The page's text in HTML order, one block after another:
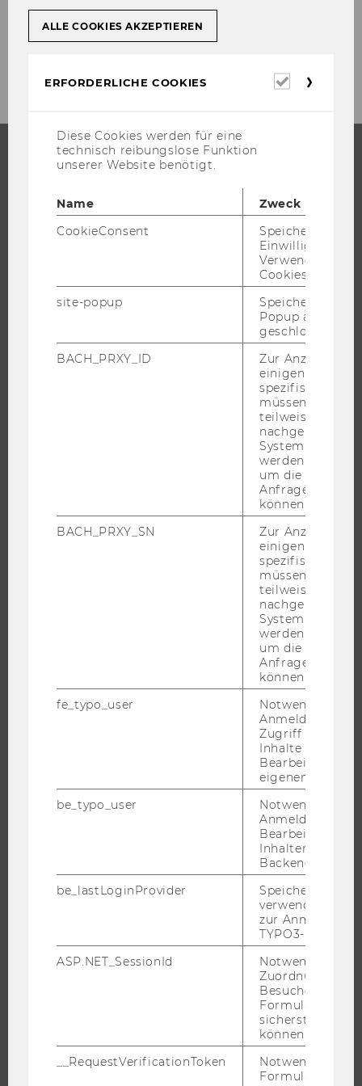
WARUM WU?
BACHELOR
EXECUTIVE EDUCATION
INTERNATIONALE UND INCOMING EXCHANGE STUDIERENDE
ANGEBOTE FÜR SCHULEN UND STUDIENINTERESSIERTE
FORSCHUNGSPORTAL
UNIVERSITÄT
CAMPUS
WU FOUNDATION
WELCOME SERVICES
ALLE COOKIES AKZEPTIEREN
ERFORDERLICHE COOKIES
Diese Cookies werden für eine
technisch reibungslose Funktion
unserer Website benötigt.
Name
Zweck
CookieConsent
Speichert Ihre
Einwilligung zur
Verwendung von
Cookies.
site-popup
Speichert ob ein
Popup
geschlossen
BACH_PRXY_ID
Zur Anzeige von
einigen WU-
spezifischen
müssen
teilweise von
nachgelagerten
System
werden.
um die Antwort
Anfrage
können.
BACH_PRXY_SN
Zur Anzeige von
einigen WU-
spezifischen
müssen
teilweise von
nachgelagerten
System
werden.
um die Antwort
Anfrage
können.
fe_typo_user
Notwendig für
Anmeldung und
Zugriff auf
Inhalte oder zur
Bearbeitung des
eigenen Profils.
be_typo_user
Notwendig für
Anmeldung und
Bearbeitung von
Inhalten im
Backend.
be_lastLoginProvider
Speichert die
verwendete
zur Anmeldung
TYPO3-Backend.
ASP.NET_SessionId
Notwendig, um
Zuordnung von
Besucher zu
sicherstellen zu
können.
__RequestVerificationToken
Notwendig, um